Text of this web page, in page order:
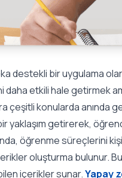
destekli bir uygulama
etkili hale getirmek
çeşitli konularda anında
getirerek,
öğrenme süreçlerini
oluşturma bulunur.
içerikler sunar.Yapay